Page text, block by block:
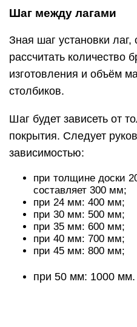
Для изготовления
использовать гладко
2-го сорта. Наиболее
влаги и является
хорошо переносит
он более холодный.